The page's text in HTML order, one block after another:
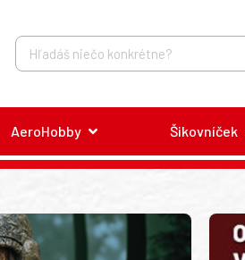
AeroHobby Šikovníček